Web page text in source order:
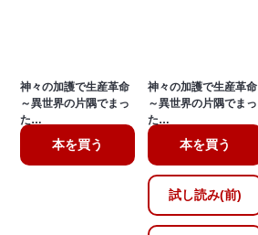
神々の加護で生産革命
～異世界の片隅でまっ
た…
本を買う
神々の加護で生産革命
～異世界の片隅でまっ
た…
本を買う
試し読み(前)